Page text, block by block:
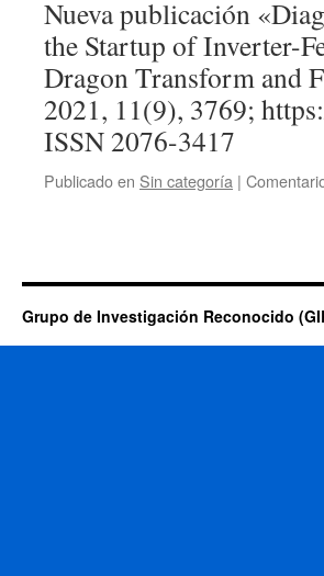
Nueva publicación
the Startup of Inverter-
Dragon Transform and
2021, 11(9), 3769;
ISSN 2076-3417
Publicado en Sin categoría |
Grupo de Investigación Reconocido